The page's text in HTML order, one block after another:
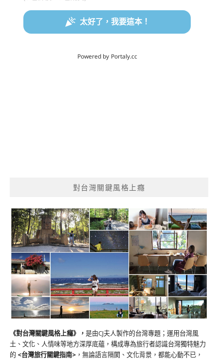
對台灣關鍵風格上癮
《對台灣關鍵風格上癮》 ， 是由CJ夫人製作的台灣專題；運用台灣風
土、文化、人情味等地方深厚底蘊，構成專為旅行者認識台灣獨特魅力
的 <台灣旅行關鍵指南> ，無論語言隔閡、文化背景，都能心動不已，